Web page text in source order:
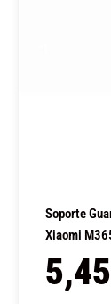
Soporte
Xiaomi
5,45